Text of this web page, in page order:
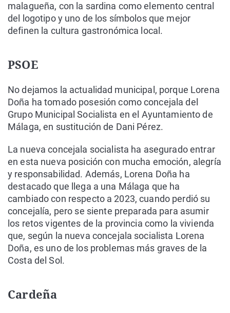
malagueña, con la sardina como elemento central
del logotipo y uno de los símbolos que mejor
definen la cultura gastronómica local.
PSOE
No dejamos la actualidad municipal, porque Lorena
Doña ha tomado posesión como concejala del
Grupo Municipal Socialista en el Ayuntamiento de
Málaga, en sustitución de Dani Pérez.
La nueva concejala socialista ha asegurado entrar
en esta nueva posición con mucha emoción, alegría
y responsabilidad. Además, Lorena Doña ha
destacado que llega a una Málaga que ha
cambiado con respecto a 2023, cuando perdió su
concejalía, pero se siente preparada para asumir
los retos vigentes de la provincia como la vivienda
que, según la nueva concejala socialista Lorena
Doña, es uno de los problemas más graves de la
Costa del Sol.
Cardeña